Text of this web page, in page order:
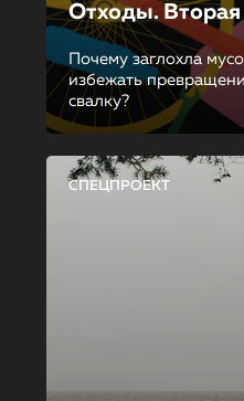
Отходы.
Почему заглохла
избежать
свалку?
СПЕЦПРОЕКТ